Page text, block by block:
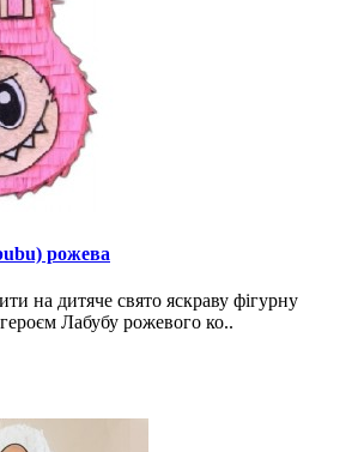
рожева
на дитяче свято яскраву фігурну
Лабубу рожевого ко..